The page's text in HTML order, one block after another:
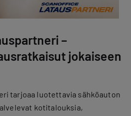
–
jokaiseen
tarjoaa luotettavia sähköauton
kotitalouksia,